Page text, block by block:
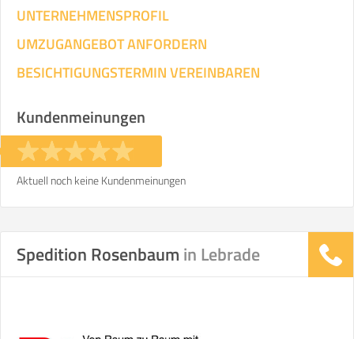
UNTERNEHMENSPROFIL
UMZUGANGEBOT ANFORDERN
BESICHTIGUNGSTERMIN VEREINBAREN
Kundenmeinungen
Aktuell noch keine Kundenmeinungen
Spedition Rosenbaum in Lebrade